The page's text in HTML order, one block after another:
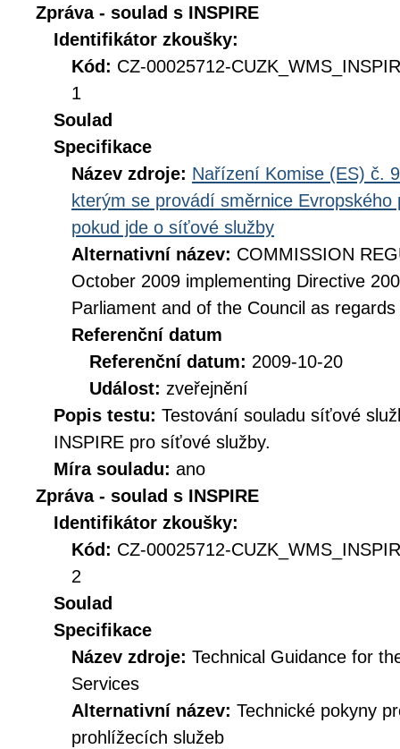
Zpráva - soulad s INSPIRE
Identifikátor zkoušky:
Kód: CZ-00025712-
1
Soulad
Specifikace
Název zdroje: Nařízení Komise (ES) č.
kterým se provádí směrnice
pokud jde o síťové služby
Alternativní název: COMMISSION
October 2009 implementing Directive
Parliament and of the Council as
Referenční datum
Referenční datum: 2009-10-20
Událost: zveřejnění
Popis testu: Testování souladu síťové
INSPIRE pro síťové služby.
Míra souladu: ano
Zpráva - soulad s INSPIRE
Identifikátor zkoušky:
Kód: CZ-00025712-
2
Soulad
Specifikace
Název zdroje: Technical Guidance for
Services
Alternativní název: Technické pokyny
prohlížecích služeb